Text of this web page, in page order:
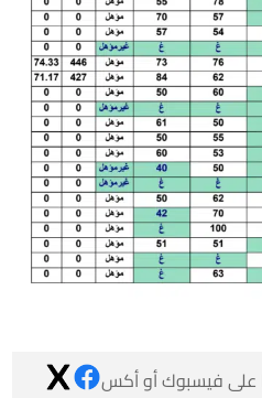
على فيسبوك أو أكس